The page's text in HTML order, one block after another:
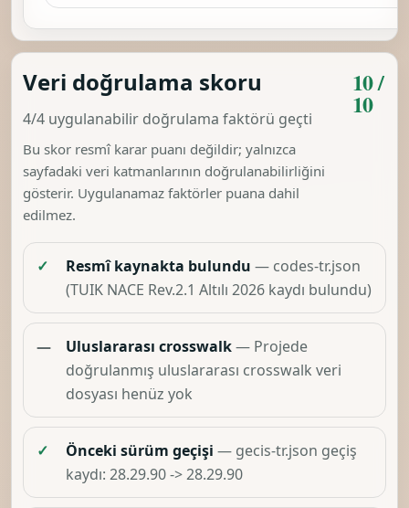
Veri doğrulama skoru
4/4 uygulanabilir doğrulama faktörü geçti
Bu skor resmî karar puanı değildir; yalnızca
sayfadaki veri katmanlarının doğrulanabilirliğini
gösterir. Uygulanamaz faktörler puana dahil
edilmez.
10 /
10
✓ Resmî kaynakta bulundu — codes-tr.json
(TUIK NACE Rev.2.1 Altılı 2026 kaydı bulundu)
— Uluslararası crosswalk— Projede
doğrulanmış uluslararası crosswalk veri
dosyası henüz yok
✓ Önceki sürüm geçişi — gecis-tr.json geçiş
kaydı: 28.29.90 -> 28.29.90